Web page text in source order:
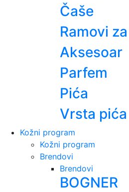
Čaše
Ramovi
Aksesoar
Parfem
Pića
Vrsta pića
Kožni program
Kožni program
Brendovi
Brendovi
BOGNER